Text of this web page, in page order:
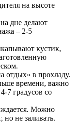
на высоте
дне делают
– 2-5
кустик,
отдых» в прохладу.
времени, важно
7 градусов со
Можно
но не заливать.